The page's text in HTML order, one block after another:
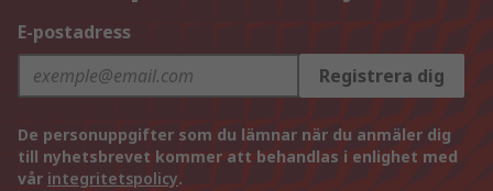
E-postadress
Registrera dig
De personuppgifter som du lämnar när du anmäler dig
till nyhetsbrevet kommer att behandlas i enlighet med
vår integritetspolicy.